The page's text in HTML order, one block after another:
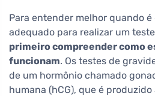
Para entender melhor quando é
adequado para realizar um
primeiro compreender como
funcionam. Os testes de
de um hormônio chamado
humana (hCG), que é